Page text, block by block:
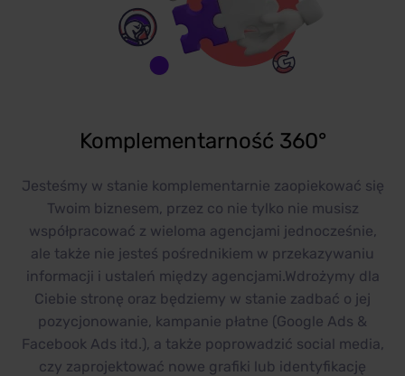
Komplementarność 360°
Jesteśmy w stanie komplementarnie zaopiekować się
Twoim biznesem, przez co nie tylko nie musisz
współpracować z wieloma agencjami jednocześnie,
ale także nie jesteś pośrednikiem w przekazywaniu
informacji i ustaleń między agencjami.Wdrożymy dla
Ciebie stronę oraz będziemy w stanie zadbać o jej
pozycjonowanie, kampanie płatne (Google Ads &
Facebook Ads itd.), a także poprowadzić social media,
czy zaprojektować nowe grafiki lub identyfikację